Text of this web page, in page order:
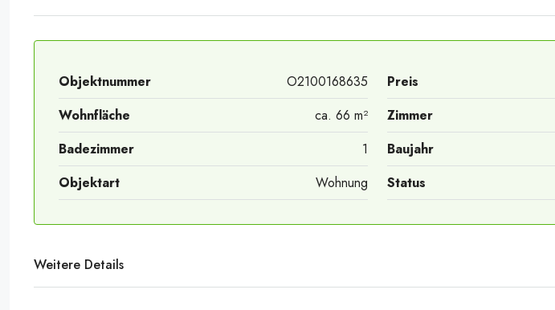
Objektnummer O2100168635 Preis
Wohnfläche
ca. 66 m² Zimmer
Badezimmer
1 Baujahr
Objektart
Wohnung Status
Weitere Details